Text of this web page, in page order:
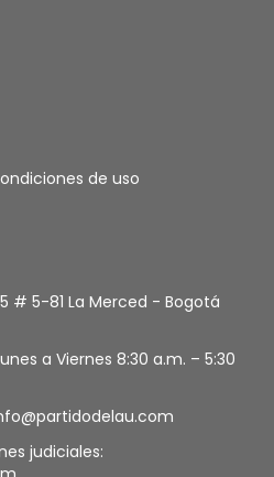
de uso
# 5-81 La Merced - Bogotá
a Viernes 8:30 a.m. – 5:30
judiciales: